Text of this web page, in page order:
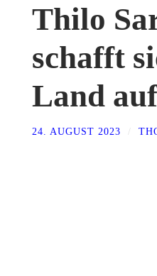
Thilo
schafft
Land
24. AUGUST 2023